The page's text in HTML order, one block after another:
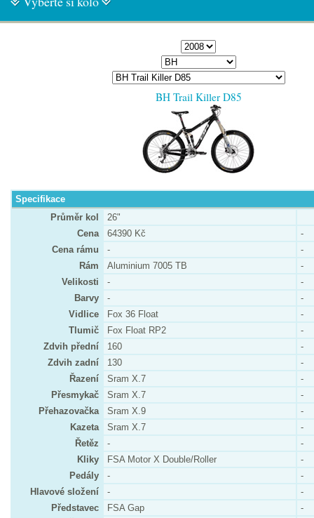
BH Trail Killer D85
Specifikace
Průměr kol
26"
Cena
64390 Kč
-
Cena rámu
-
-
Rám
Aluminium 7005 TB
-
Velikosti
-
-
Barvy
-
-
Vidlice
Fox 36 Float
-
Tlumič
Fox Float RP2
-
Zdvih přední
160
-
Zdvih zadní
130
-
Řazení
Sram X.7
-
Přesmykač
Sram X.7
-
Přehazovačka
Sram X.9
-
Kazeta
Sram X.7
-
Řetěz
-
-
Kliky
FSA Motor X Double/Roller
-
Pedály
-
-
Hlavové složení
-
-
Představec
FSA Gap
-